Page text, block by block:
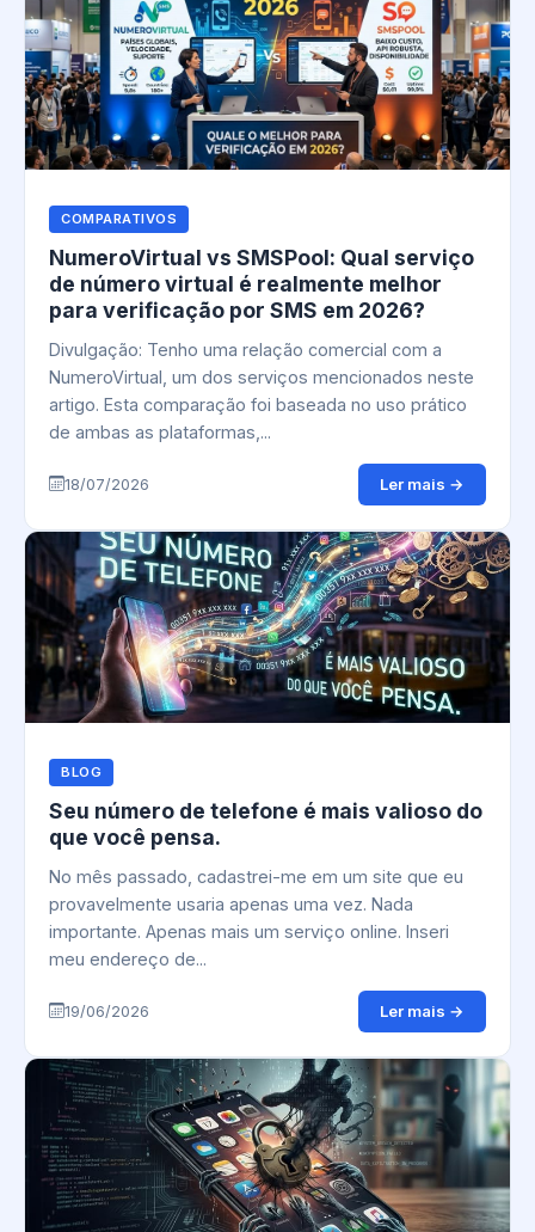
COMPARATIVOS
NumeroVirtual vs SMSPool: Qual serviço
de número virtual é realmente melhor
para verificação por SMS em 2026?
Divulgação: Tenho uma relação comercial com a
NumeroVirtual, um dos serviços mencionados neste
artigo. Esta comparação foi baseada no uso prático
de ambas as plataformas,...
18/07/2026 Ler mais →
BLOG
Seu número de telefone é mais valioso do
que você pensa.
No mês passado, cadastrei-me em um site que eu
provavelmente usaria apenas uma vez. Nada
importante. Apenas mais um serviço online. Inseri
meu endereço de...
19/06/2026 Ler mais →